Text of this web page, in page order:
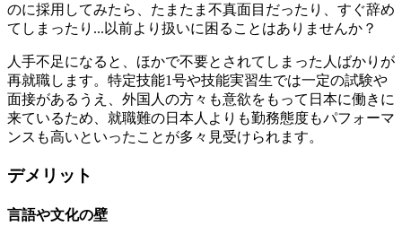
のに採用してみたら、たまたま不真面目だったり、すぐ辞め
てしまったり...以前より扱いに困ることはありませんか？
人手不足になると、ほかで不要とされてしまった人ばかりが
再就職します。特定技能1号や技能実習生では一定の試験や
面接があるうえ、外国人の方々も意欲をもって日本に働きに
来ているため、就職難の日本人よりも勤務態度もパフォーマ
ンスも高いといったことが多々見受けられます。
デメリット
言語や文化の壁